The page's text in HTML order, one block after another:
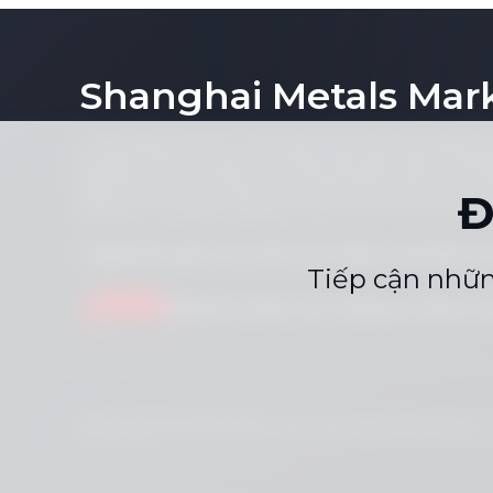
Tiếp cận
Shanghai Metals
không có sự đồng ý bằng văn bản trước của nhà xuất
Bản quyền © 2026 SMM Information & Technology